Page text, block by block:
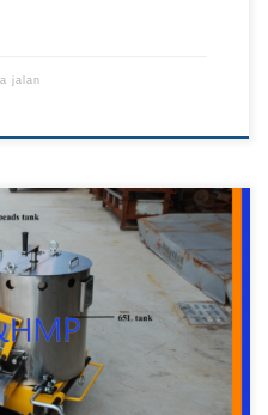
jalan
Marka Jalan, Harga Cat
Jual Cat Marka Jalan
Mesin Cat Marka Jalan
Rambu Pabrik Rambu –
satu peralatan yang
[…]